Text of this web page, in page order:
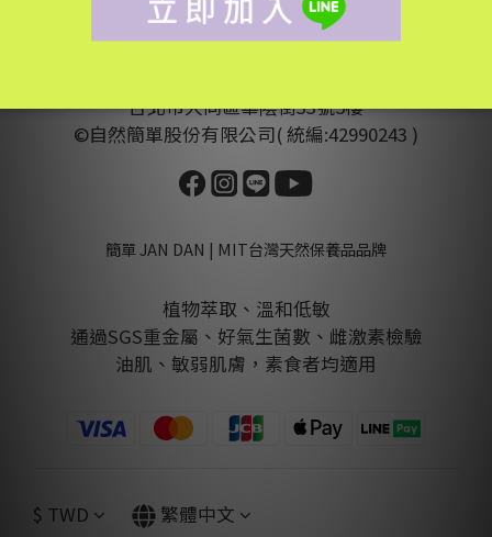
客服專線: 02 - 2325 - 5178
台北市大同區華陰街33號5樓
©自然簡單股份有限公司( 統編:42990243 )
簡單 JAN DAN | MIT台灣天然保養品品牌
植物萃取、溫和低敏
通過SGS重金屬、好氣生菌數、雌激素檢驗
油肌、敏弱肌膚，素食者均適用
$ TWD 繁體中文